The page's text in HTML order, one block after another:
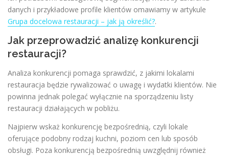
danych i przykładowe profile klientów omawiamy w artykule
Grupa docelowa restauracji – jak ją określić?.
Jak przeprowadzić analizę konkurencji
restauracji?
Analiza konkurencji pomaga sprawdzić, z jakimi lokalami
restauracja będzie rywalizować o uwagę i wydatki klientów. Nie
powinna jednak polegać wyłącznie na sporządzeniu listy
restauracji działających w pobliżu.
Najpierw wskaż konkurencję bezpośrednią, czyli lokale
oferujące podobny rodzaj kuchni, poziom cen lub sposób
obsługi. Poza konkurencją bezpośrednią uwzględnij również